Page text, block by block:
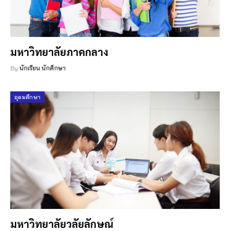
มหาวิทยาลัยภาคกลาง
By นักเรียน นักศึกษา
อุดมศึกษา
มหาวิทยาลัยวลัยลักษณ์